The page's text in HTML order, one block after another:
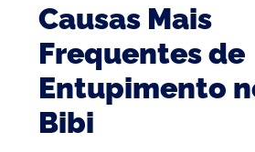
Causas Mais
Frequentes de
Entupimento
Bibi